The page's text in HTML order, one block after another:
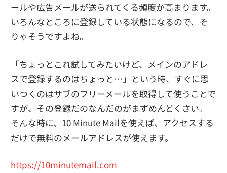
ールや広告メールが送られてくる頻度が高まります。
いろんなところに登録している状態になるので、そ
りゃそうですよね。
「ちょっとこれ試してみたいけど、メインのアドレ
スで登録するのはちょっと…」という時、すぐに思
いつくのはサブのフリーメールを取得して使うことで
すが、その登録だのなんだのがまずめんどくさい。
そんな時に、10 Minute Mailを使えば、アクセスする
だけで無料のメールアドレスが使えます。
https://10minutemail.com